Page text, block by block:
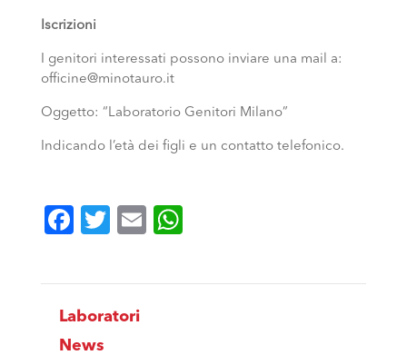
Iscrizioni
I genitori interessati possono inviare una mail a:
officine@minotauro.it
Oggetto: “Laboratorio Genitori Milano”
Indicando l’età dei figli e un contatto telefonico.
Facebook
Twitter
Email
Laboratori
News